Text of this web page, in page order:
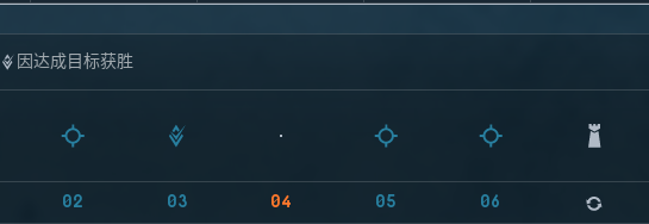
因达成目标获胜
02 03 04 05 06